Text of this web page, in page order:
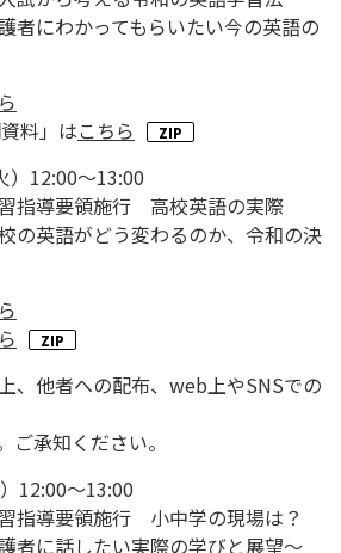
ってもらいたい今の英語の
料」はこちら
12:00～13:00
指導要領施行 高校英語の実際
どう変わるのか、令和の決
、他者への配布、web上やSNSでの
ご承知ください。
12:00～13:00
指導要領施行 小中学の現場は？
たい実際の学びと展望～